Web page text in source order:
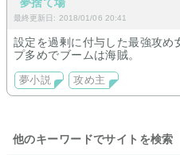
最終更新日: 2018/01/06 20:41
設定を過剰に付与した最強攻め
プ多めでブームは海賊。
夢小説 攻め主
他のキーワードでサイトを検索